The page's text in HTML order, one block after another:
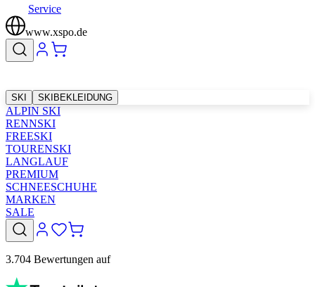
Service
www.xspo.de
SKI SKIBEKLEIDUNG
ALPIN SKI
RENNSKI
FREESKI
TOURENSKI
LANGLAUF
PREMIUM
SCHNEESCHUHE
MARKEN
SALE
3.704 Bewertungen auf